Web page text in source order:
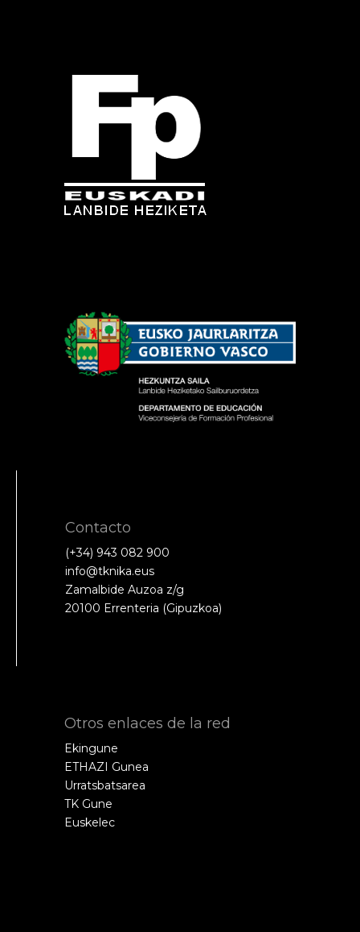
Contacto
(+34) 943 082 900
info@tknika.eus
Zamalbide Auzoa z/g
20100 Errenteria (Gipuzkoa)
Otros enlaces de la red
Ekingune
ETHAZI Gunea
Urratsbatsarea
TK Gune
Euskelec